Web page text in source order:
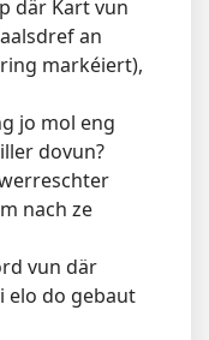
där Kart vun
an
markéiert),
jo mol eng
dovun?
nach ze
vun där
elo do gebaut